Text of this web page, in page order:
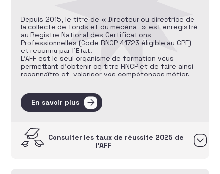
Depuis 2015, le titre de « Directeur ou directrice de
la collecte de fonds et du mécénat » est enregistré
au Registre National des Certifications
Professionnelles (Code RNCP 41723 éligible au CPF)
et reconnu par l’Etat.
L’AFF est le seul organisme de formation vous
permettant d’obtenir ce titre RNCP et de faire ainsi
reconnaître et valoriser vos compétences métier.
En savoir plus
Consulter les taux de réussite 2025 de
l’AFF